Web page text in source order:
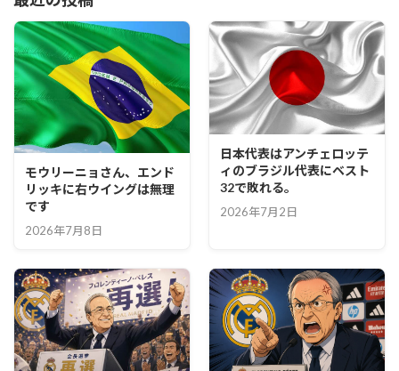
モウリーニョさん、エンド
リッキに右ウイングは無理
です
2026年7月8日
日本代表はアンチェロッテ
ィのブラジル代表にベスト
32で敗れる。
2026年7月2日